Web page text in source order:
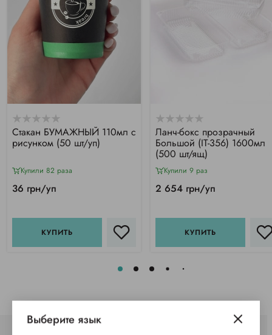
Стакан БУМАЖНЫЙ 110мл с
рисунком (50 шт/уп)
Купили 82 раза
36 грн/уп
КУПИТЬ
Ланч-бокс прозрачный
Большой (IT-356) 1600мл
(500 шт/ящ)
Купили 9 раз
2 654 грн/уп
КУПИТЬ
Выберите язык